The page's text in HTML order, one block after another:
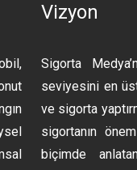
Vizyon
Sigorta
seviyesini en
ve sigorta
sigortanın
biçimde